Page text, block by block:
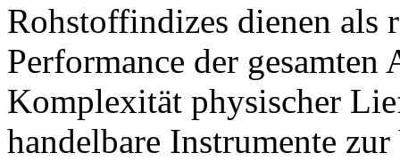
Rohstoffindizes dienen als
Performance der gesamten
Komplexität physischer
handelbare Instrumente